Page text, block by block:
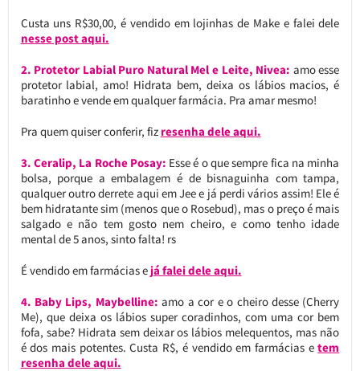
Custa uns R$30,00, é vendido em lojinhas de Make e falei dele
nesse post aqui.
2. Protetor Labial Puro Natural Mel e Leite, Nivea: amo esse
protetor labial, amo! Hidrata bem, deixa os lábios macios, é
baratinho e vende em qualquer farmácia. Pra amar mesmo!
Pra quem quiser conferir, fiz resenha dele aqui.
3. Ceralip, La Roche Posay: Esse é o que sempre fica na minha
bolsa, porque a embalagem é de bisnaguinha com tampa,
qualquer outro derrete aqui em Jee e já perdi vários assim! Ele é
bem hidratante sim (menos que o Rosebud), mas o preço é mais
salgado e não tem gosto nem cheiro, e como tenho idade
mental de 5 anos, sinto falta! rs
É vendido em farmácias ejá falei dele aqui.
4. Baby Lips, Maybelline: amo a cor e o cheiro desse (Cherry
Me), que deixa os lábios super coradinhos, com uma cor bem
fofa, sabe? Hidrata sem deixar os lábios melequentos, mas não
é dos mais potentes. Custa R$, é vendido em farmácias etem
resenha dele aqui.